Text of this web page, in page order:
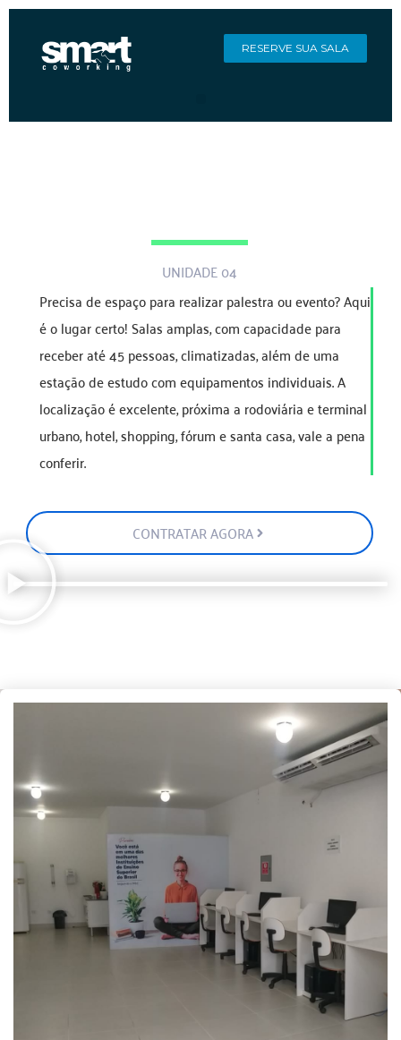
RESERVE SUA SALA
UNIDADE 04
Precisa de espaço para realizar palestra ou evento? Aqui
é o lugar certo! Salas amplas, com capacidade para
receber até 45 pessoas, climatizadas, além de uma
estação de estudo com equipamentos individuais. A
localização é excelente, próxima a rodoviária e terminal
urbano, hotel, shopping, fórum e santa casa, vale a pena
conferir.
CONTRATAR AGORA